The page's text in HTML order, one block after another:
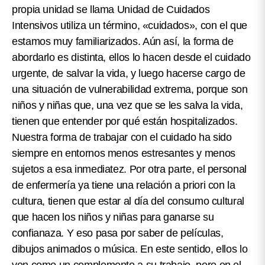
propia unidad se llama Unidad de Cuidados
Intensivos utiliza un término, «cuidados», con el que
estamos muy familiarizados. Aún así, la forma de
abordarlo es distinta, ellos lo hacen desde el cuidado
urgente, de salvar la vida, y luego hacerse cargo de
una situación de vulnerabilidad extrema, porque son
niños y niñas que, una vez que se les salva la vida,
tienen que entender por qué están hospitalizados.
Nuestra forma de trabajar con el cuidado ha sido
siempre en entornos menos estresantes y menos
sujetos a esa inmediatez. Por otra parte, el personal
de enfermería ya tiene una relación a priori con la
cultura, tienen que estar al día del consumo cultural
que hacen los niños y niñas para ganarse su
confianaza. Y eso pasa por saber de películas,
dibujos animados o música. En este sentido, ellos lo